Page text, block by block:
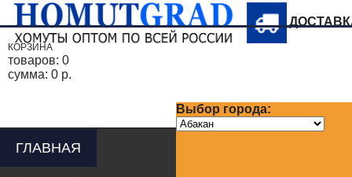
Выбор города:
КОРЗИНА
товаров: 0
сумма: 0 р.
ГЛАВНАЯ